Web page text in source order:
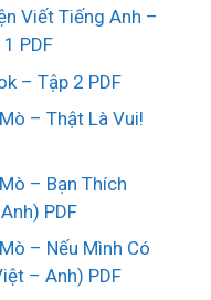
Viết Tiếng Anh –
PDF
– Tập 2 PDF
– Thật Là Vui!
– Bạn Thích
PDF
– Nếu Mình Có
– Anh) PDF